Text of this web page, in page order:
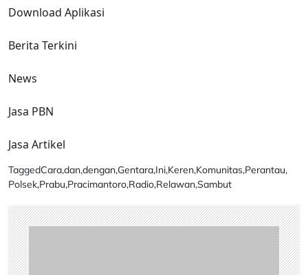
Download Aplikasi
Berita Terkini
News
Jasa PBN
Jasa Artikel
TaggedCara,dan,dengan,Gentara,Ini,Keren,Komunitas,Perantau,
Polsek,Prabu,Pracimantoro,Radio,Relawan,Sambut